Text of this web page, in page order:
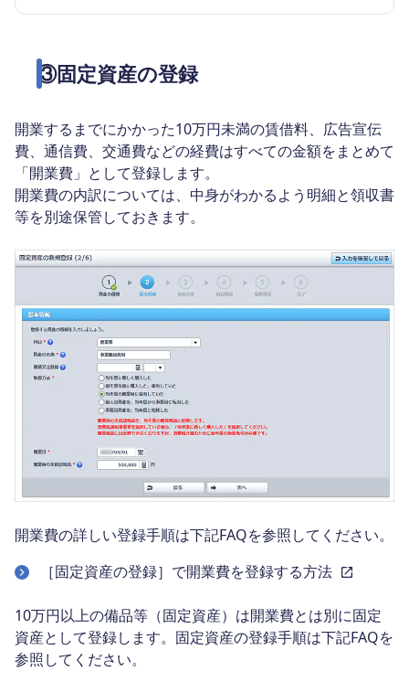
③固定資産の登録
開業するまでにかかった10万円未満の賃借料、広告宣伝
費、通信費、交通費などの経費はすべての金額をまとめて
「開業費」として登録します。
開業費の内訳については、中身がわかるよう明細と領収書
等を別途保管しておきます。
開業費の詳しい登録手順は下記FAQを参照してください。
［固定資産の登録］で開業費を登録する方法
10万円以上の備品等（固定資産）は開業費とは別に固定
資産として登録します。固定資産の登録手順は下記FAQを
参照してください。